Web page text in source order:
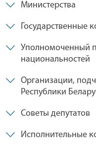
Министерства
Государственные
Уполномоченный
национальностей
Организации,
Республики
Советы депутатов
Исполнительные